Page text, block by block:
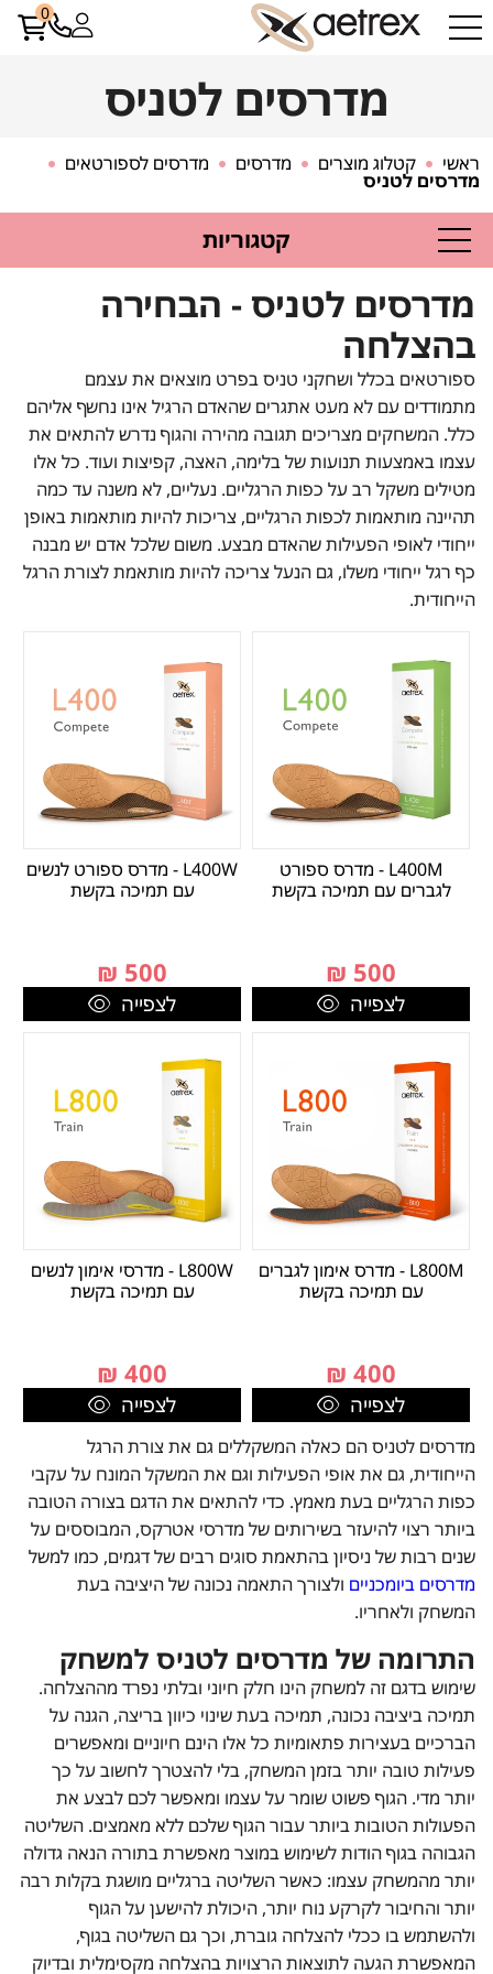
0
מדרסים לטניס
ראשי קטלוג מוצרים מדרסים מדרסים לספורטאים
מדרסים לטניס
קטגוריות
מדרסים לטניס - הבחירה
בהצלחה
ספורטאים בכלל ושחקני טניס בפרט מוצאים את עצמם
מתמודדים עם לא מעט אתגרים שהאדם הרגיל אינו נחשף אליהם
כלל. המשחקים מצריכים תגובה מהירה והגוף נדרש להתאים את
עצמו באמצעות תנועות של בלימה, האצה, קפיצות ועוד. כל אלו
מטילים משקל רב על כפות הרגליים. נעליים, לא משנה עד כמה
תהיינה מותאמות לכפות הרגליים, צריכות להיות מותאמות באופן
ייחודי לאופי הפעילות שהאדם מבצע. משום שלכל אדם יש מבנה
כף רגל ייחודי משלו, גם הנעל צריכה להיות מותאמת לצורת הרגל
הייחודית.
L400M - מדרס ספורט
לגברים עם תמיכה בקשת
500
₪
לצפייה
L400W - מדרס ספורט לנשים
עם תמיכה בקשת
500
₪
לצפייה
L800M - מדרס אימון לגברים
עם תמיכה בקשת
400
₪
לצפייה
L800W - מדרסי אימון לנשים
עם תמיכה בקשת
400
₪
לצפייה
מדרסים לטניס הם כאלה המשקללים גם את צורת הרגל
הייחודית, גם את אופי הפעילות וגם את המשקל המונח על עקבי
כפות הרגליים בעת מאמץ. כדי להתאים את הדגם בצורה הטובה
ביותר רצוי להיעזר בשירותים של מדרסי אטרקס, המבוססים על
שנים רבות של ניסיון בהתאמת סוגים רבים של דגמים, כמו למשל
מדרסים ביומכניים ולצורך התאמה נכונה של היציבה בעת
המשחק ולאחריו.
התרומה של מדרסים לטניס למשחק
שימוש בדגם זה למשחק הינו חלק חיוני ובלתי נפרד מההצלחה.
תמיכה ביציבה נכונה, תמיכה בעת שינוי כיוון בריצה, הגנה על
הברכיים בעצירות פתאומיות כל אלו הינם חיוניים ומאפשרים
פעילות טובה יותר בזמן המשחק, בלי להצטרך לחשוב על כך
יותר מדי. הגוף פשוט שומר על עצמו ומאפשר לכם לבצע את
הפעולות הטובות ביותר עבור הגוף שלכם ללא מאמצים. השליטה
הגבוהה בגוף הודות לשימוש במוצר מאפשרת בתורה הנאה גדולה
יותר מהמשחק עצמו: כאשר השליטה ברגליים מושגת בקלות רבה
יותר והחיבור לקרקע נוח יותר, היכולת להישען על הגוף
ולהשתמש בו ככלי להצלחה גוברת, וכך גם השליטה בגוף,
המאפשרת הגעה לתוצאות הרצויות בהצלחה מקסימלית ובדיוק